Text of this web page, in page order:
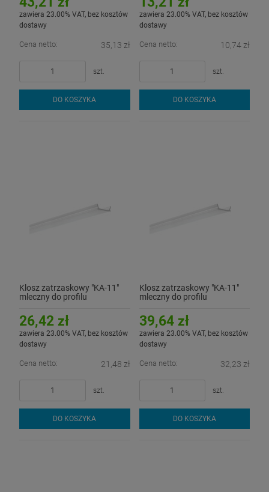
zawiera 23.00% VAT, bez kosztów
dostawy
Cena netto: 35,13 zł
szt.
DO KOSZYKA
zawiera 23.00% VAT, bez kosztów
dostawy
Cena netto: 10,74 zł
szt.
DO KOSZYKA
Klosz zatrzaskowy "KA-11"
mleczny do profilu
26,42 zł
zawiera 23.00% VAT, bez kosztów
dostawy
Cena netto: 21,48 zł
szt.
DO KOSZYKA
Klosz zatrzaskowy "KA-11"
mleczny do profilu
39,64 zł
zawiera 23.00% VAT, bez kosztów
dostawy
Cena netto: 32,23 zł
szt.
DO KOSZYKA